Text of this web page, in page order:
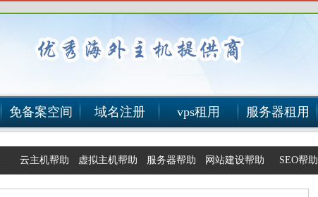
免备案空间 域名注册 vps租用 服务器租用
云主机帮助 虚拟主机帮助 服务器帮助 网站建设帮助 SEO帮助